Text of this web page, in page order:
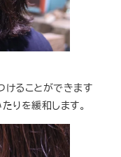
けることができます
りを緩和します。